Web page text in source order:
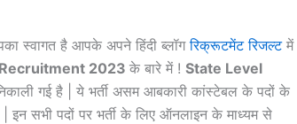
स्वागत है आपके अपने हिंदी ब्लॉगरिक्रूटमेंट रिजल्टमें
2023 के बारे में ! State Level
गई है | ये भर्ती असम आबकारी कांस्टेबल के पदों के
इन सभी पदों पर भर्ती के लिए ऑनलाइन के माध्यम से